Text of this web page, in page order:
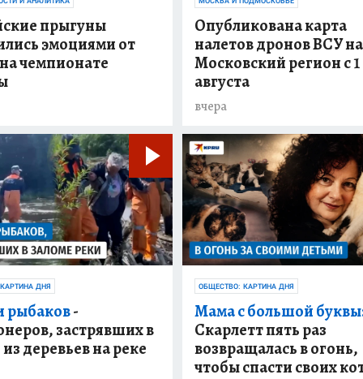
прыгуны
эмоциями от
чемпионате
Опубликована карта
налетов дронов ВСУ на
Московский регион с 1
августа
вчера
ДНЯ
рыбаков-
застрявших в
деревьев на реке
ОБЩЕСТВО: КАРТИНА ДНЯ
Мама с большой
Скарлетт пять раз
возвращалась в огонь,
чтобы спасти своих